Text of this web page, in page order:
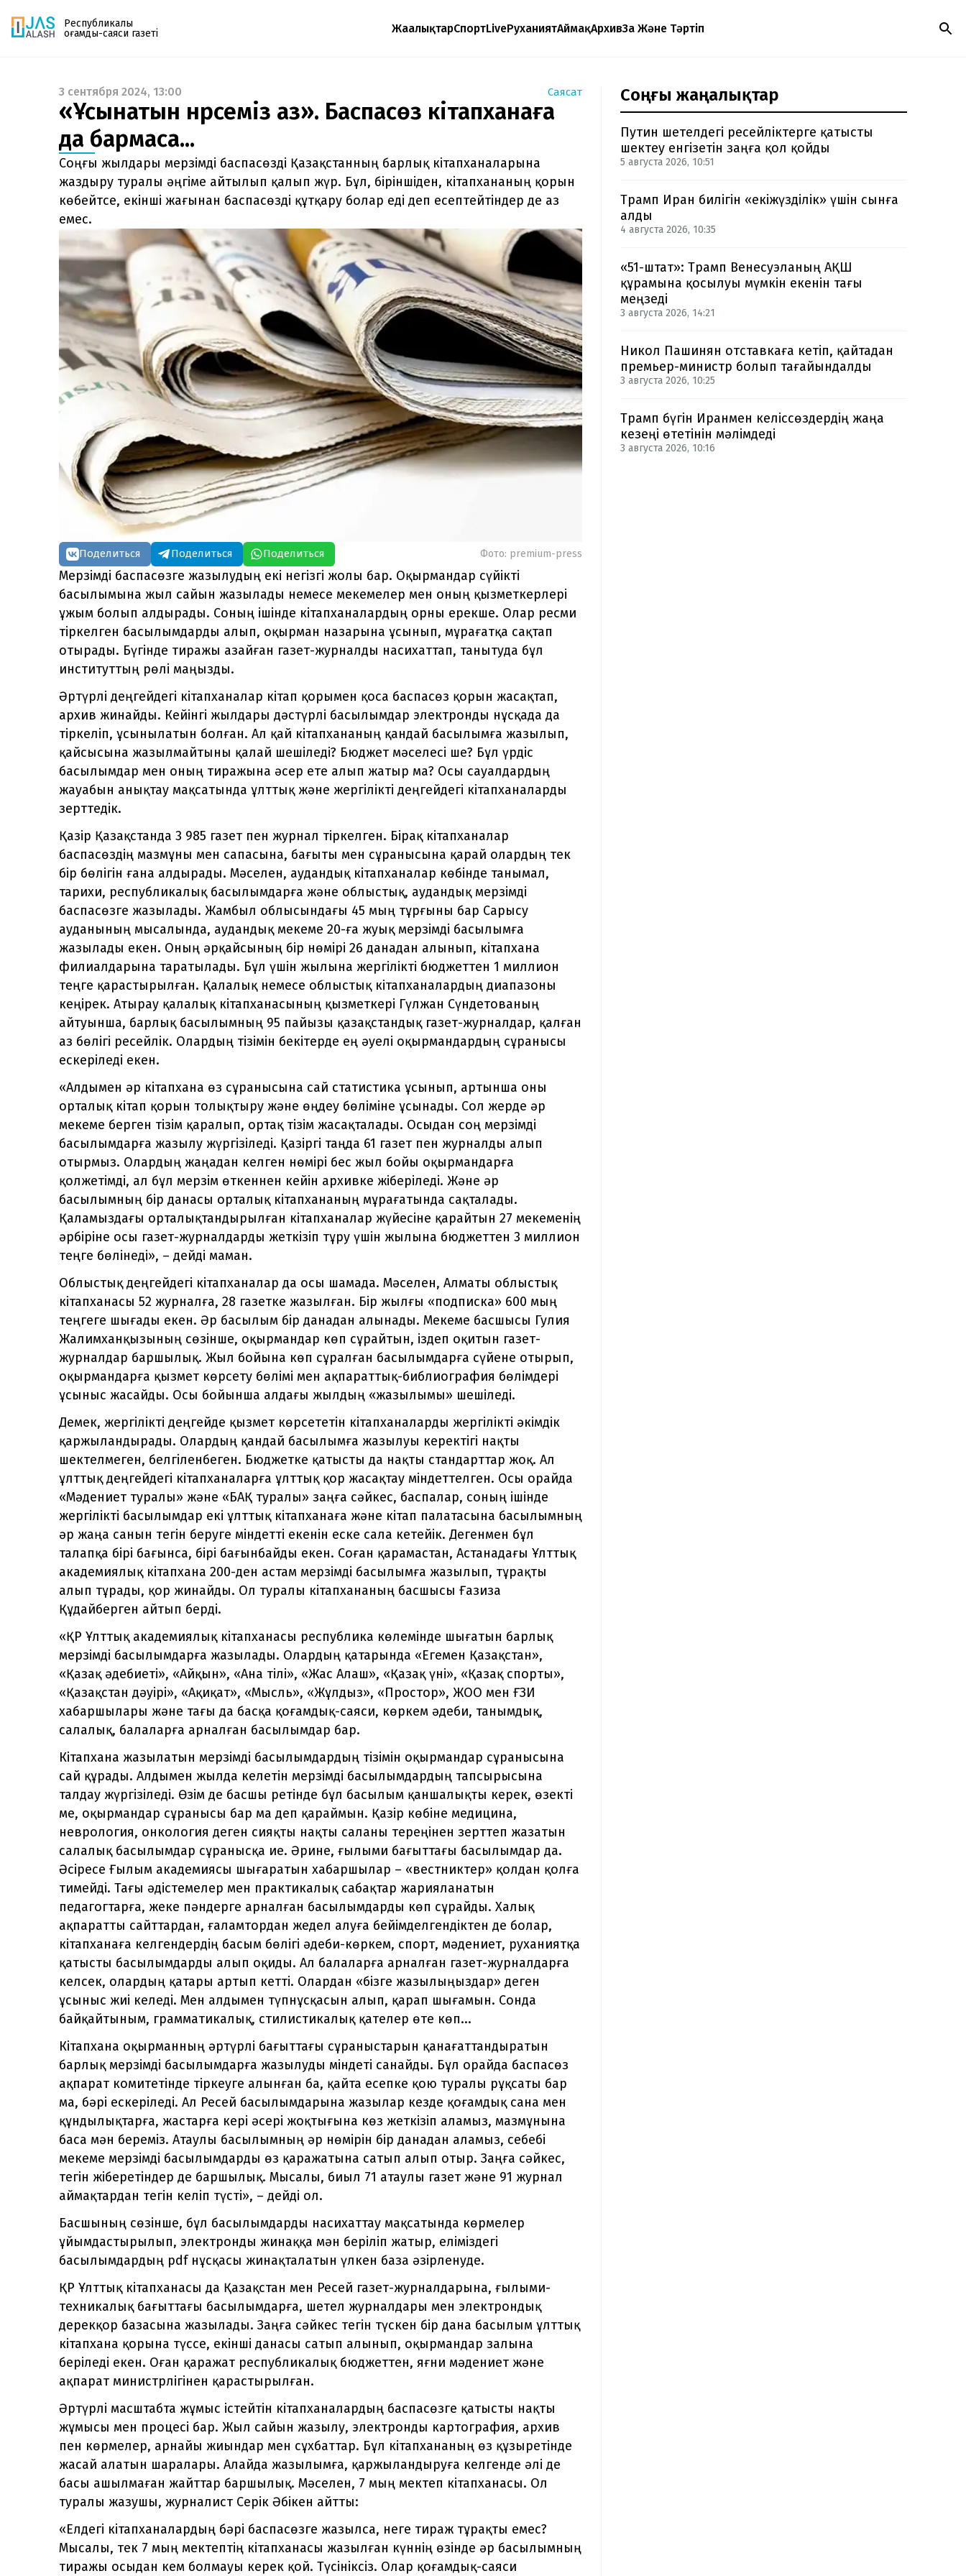
Республикалық
қоғамдық-саяси газеті
ЖаңалықтарСпортLiveРуханиятАймақАрхивЗаң Және Тәртіп
Газетке жазылу
PDF форматтағы газетті ай сайын электронды
поштаңызға алып отырыңыз. Жаңа нөмір
шыққан сәтте сізге бірден жіберіледі. Тек email
енгізіңіз, біз қалғанын өзіміз жібереміз.
3 сентября 2024, 13:00 Саясат
«Ұсынатын нәрсеміз аз». Баспасөз кітапханаға
да бармаса...
Соңғы жылдары мерзімді баспасөзді Қазақстанның барлық кітапханаларына
жаздыру туралы әңгіме айтылып қалып жүр. Бұл, біріншіден, кітапхананың қорын
көбейтсе, екінші жағынан баспасөзді құтқару болар еді деп есептейтіндер де аз
емес.
Поделиться Поделиться Поделиться Фото: premium-press
Мерзімді баспасөзге жазылудың екі негізгі жолы бар. Оқырмандар сүйікті
басылымына жыл сайын жазылады немесе мекемелер мен оның қызметкерлері
ұжым болып алдырады. Соның ішінде кітапханалардың орны ерекше. Олар ресми
тіркелген басылымдарды алып, оқырман назарына ұсынып, мұрағатқа сақтап
отырады. Бүгінде тиражы азайған газет-журналды насихаттап, танытуда бұл
институттың рөлі маңызды.
Әртүрлі деңгейдегі кітапханалар кітап қорымен қоса баспасөз қорын жасақтап,
архив жинайды. Кейінгі жылдары дәстүрлі басылымдар электронды нұсқада да
тіркеліп, ұсынылатын болған. Ал қай кітапхананың қандай басылымға жазылып,
қайсысына жазылмайтыны қалай шешіледі? Бюджет мәселесі ше? Бұл үрдіс
басылымдар мен оның тиражына әсер ете алып жатыр ма? Осы сауалдардың
жауабын анықтау мақсатында ұлттық және жергілікті деңгейдегі кітапханаларды
зерттедік.
Қазір Қазақстанда 3 985 газет пен журнал тіркелген. Бірақ кітапханалар
баспасөздің мазмұны мен сапасына, бағыты мен сұранысына қарай олардың тек
бір бөлігін ғана алдырады. Мәселен, аудандық кітапханалар көбінде танымал,
тарихи, республикалық басылымдарға және облыстық, аудандық мерзімді
баспасөзге жазылады. Жамбыл облысындағы 45 мың тұрғыны бар Сарысу
ауданының мысалында, аудандық мекеме 20-ға жуық мерзімді басылымға
жазылады екен. Оның әрқайсының бір нөмірі 26 данадан алынып, кітапхана
филиалдарына таратылады. Бұл үшін жылына жергілікті бюджеттен 1 миллион
теңге қарастырылған. Қалалық немесе облыстық кітапханалардың диапазоны
кеңірек. Атырау қалалық кітапханасының қызметкері Гүлжан Сүндетованың
айтуынша, барлық басылымның 95 пайызы қазақстандық газет-журналдар, қалған
аз бөлігі ресейлік. Олардың тізімін бекітерде ең әуелі оқырмандардың сұранысы
ескеріледі екен.
«Алдымен әр кітапхана өз сұранысына сай статистика ұсынып, артынша оны
орталық кітап қорын толықтыру және өңдеу бөліміне ұсынады. Сол жерде әр
мекеме берген тізім қаралып, ортақ тізім жасақталады. Осыдан соң мерзімді
басылымдарға жазылу жүргізіледі. Қазіргі таңда 61 газет пен журналды алып
отырмыз. Олардың жаңадан келген нөмірі бес жыл бойы оқырмандарға
қолжетімді, ал бұл мерзім өткеннен кейін архивке жіберіледі. Және әр
басылымның бір данасы орталық кітапхананың мұрағатында сақталады.
Қаламыздағы орталықтандырылған кітапханалар жүйесіне қарайтын 27 мекеменің
әрбіріне осы газет-журналдарды жеткізіп тұру үшін жылына бюджеттен 3 миллион
теңге бөлінеді», – дейді маман.
Облыстық деңгейдегі кітапханалар да осы шамада. Мәселен, Алматы облыстық
кітапханасы 52 журналға, 28 газетке жазылған. Бір жылғы «подписка» 600 мың
теңгеге шығады екен. Әр басылым бір данадан алынады. Мекеме басшысы Гулия
Жалимханқызының сөзінше, оқырмандар көп сұрайтын, іздеп оқитын газет-
журналдар баршылық. Жыл бойына көп сұралған басылымдарға сүйене отырып,
оқырмандарға қызмет көрсету бөлімі мен ақпараттық-библиография бөлімдері
ұсыныс жасайды. Осы бойынша алдағы жылдың «жазылымы» шешіледі.
Демек, жергілікті деңгейде қызмет көрсететін кітапханаларды жергілікті әкімдік
қаржыландырады. Олардың қандай басылымға жазылуы керектігі нақты
шектелмеген, белгіленбеген. Бюджетке қатысты да нақты стандарттар жоқ. Ал
ұлттық деңгейдегі кітапханаларға ұлттық қор жасақтау міндеттелген. Осы орайда
«Мәдениет туралы» және «БАҚ туралы» заңға сәйкес, баспалар, соның ішінде
жергілікті басылымдар екі ұлттық кітапханаға және кітап палатасына басылымның
әр жаңа санын тегін беруге міндетті екенін еске сала кетейік. Дегенмен бұл
талапқа бірі бағынса, бірі бағынбайды екен. Соған қарамастан, Астанадағы Ұлттық
академиялық кітапхана 200-ден астам мерзімді басылымға жазылып, тұрақты
алып тұрады, қор жинайды. Ол туралы кітапхананың басшысы Ғазиза
Құдайберген айтып берді.
«ҚР Ұлттық академиялық кітапханасы республика көлемінде шығатын барлық
мерзімді басылымдарға жазылады. Олардың қатарында «Егемен Қазақстан»,
«Қазақ әдебиеті», «Айқын», «Ана тілі», «Жас Алаш», «Қазақ үні», «Қазақ спорты»,
«Қазақстан дәуірі», «Ақиқат», «Мысль», «Жұлдыз», «Простор», ЖОО мен ҒЗИ
хабаршылары және тағы да басқа қоғамдық-саяси, көркем әдеби, танымдық,
салалық, балаларға арналған басылымдар бар.
Кітапхана жазылатын мерзімді басылымдардың тізімін оқырмандар сұранысына
сай құрады. Алдымен жылда келетін мерзімді басылымдардың тапсырысына
талдау жүргізіледі. Өзім де басшы ретінде бұл басылым қаншалықты керек, өзекті
ме, оқырмандар сұранысы бар ма деп қараймын. Қазір көбіне медицина,
неврология, онкология деген сияқты нақты саланы тереңінен зерттеп жазатын
салалық басылымдар сұранысқа ие. Әрине, ғылыми бағыттағы басылымдар да.
Әсіресе Ғылым академиясы шығаратын хабаршылар – «вестниктер» қолдан қолға
тимейді. Тағы әдістемелер мен практикалық сабақтар жарияланатын
педагогтарға, жеке пәндерге арналған басылымдарды көп сұрайды. Халық
ақпаратты сайттардан, ғаламтордан жедел алуға бейімделгендіктен де болар,
кітапханаға келгендердің басым бөлігі әдеби-көркем, спорт, мәдениет, руханиятқа
қатысты басылымдарды алып оқиды. Ал балаларға арналған газет-журналдарға
келсек, олардың қатары артып кетті. Олардан «бізге жазылыңыздар» деген
ұсыныс жиі келеді. Мен алдымен түпнұсқасын алып, қарап шығамын. Сонда
байқайтыным, грамматикалық, стилистикалық қателер өте көп...
Кітапхана оқырманның әртүрлі бағыттағы сұраныстарын қанағаттандыратын
барлық мерзімді басылымдарға жазылуды міндеті санайды. Бұл орайда баспасөз
ақпарат комитетінде тіркеуге алынған ба, қайта есепке қою туралы рұқсаты бар
ма, бәрі ескеріледі. Ал Ресей басылымдарына жазылар кезде қоғамдық сана мен
құндылықтарға, жастарға кері әсері жоқтығына көз жеткізіп аламыз, мазмұнына
баса мән береміз. Атаулы басылымның әр нөмірін бір данадан аламыз, себебі
мекеме мерзімді басылымдарды өз қаражатына сатып алып отыр. Заңға сәйкес,
тегін жіберетіндер де баршылық. Мысалы, биыл 71 атаулы газет және 91 журнал
аймақтардан тегін келіп түсті», – дейді ол.
Басшының сөзінше, бұл басылымдарды насихаттау мақсатында көрмелер
ұйымдастырылып, электронды жинаққа мән беріліп жатыр, еліміздегі
басылымдардың pdf нұсқасы жинақталатын үлкен база әзірленуде.
ҚР Ұлттық кітапханасы да Қазақстан мен Ресей газет-журналдарына, ғылыми-
техникалық бағыттағы басылымдарға, шетел журналдары мен электрондық
дерекқор базасына жазылады. Заңға сәйкес тегін түскен бір дана басылым ұлттық
кітапхана қорына түссе, екінші данасы сатып алынып, оқырмандар залына
беріледі екен. Оған қаражат республикалық бюджеттен, яғни мәдениет және
ақпарат министрлігінен қарастырылған.
Әртүрлі масштабта жұмыс істейтін кітапханалардың баспасөзге қатысты нақты
жұмысы мен процесі бар. Жыл сайын жазылу, электронды картография, архив
пен көрмелер, арнайы жиындар мен сұхбаттар. Бұл кітапхананың өз құзыретінде
жасай алатын шаралары. Алайда жазылымға, қаржыландыруға келгенде әлі де
басы ашылмаған жайттар баршылық. Мәселен, 7 мың мектеп кітапханасы. Ол
туралы жазушы, журналист Серік Әбікен айтты:
«Елдегі кітапханалардың бәрі баспасөзге жазылса, неге тираж тұрақты емес?
Мысалы, тек 7 мың мектептің кітапханасы жазылған күннің өзінде әр басылымның
тиражы осыдан кем болмауы керек қой. Түсініксіз. Олар қоғамдық-саяси
Соңғы жаңалықтар
Путин шетелдегі ресейліктерге қатысты
шектеу енгізетін заңға қол қойды
5 августа 2026, 10:51
Трамп Иран билігін «екіжүзділік» үшін сынға
алды
4 августа 2026, 10:35
«51-штат»: Трамп Венесуэланың АҚШ
құрамына қосылуы мүмкін екенін тағы
меңзеді
3 августа 2026, 14:21
Никол Пашинян отставкаға кетіп, қайтадан
премьер-министр болып тағайындалды
3 августа 2026, 10:25
Трамп бүгін Иранмен келіссөздердің жаңа
кезеңі өтетінін мәлімдеді
3 августа 2026, 10:16